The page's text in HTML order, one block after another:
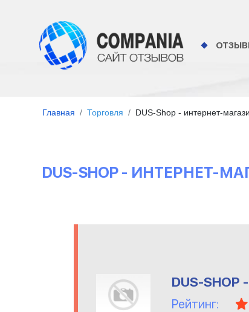
Главная Торговля DUS-Shop - интернет-
DUS-SHOP -
DUS-
Рейтинг: